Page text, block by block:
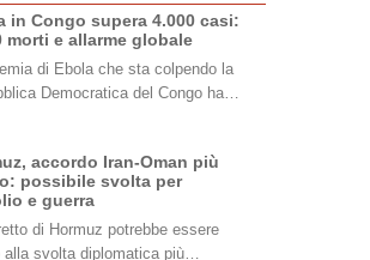
in Congo supera 4.000 casi:
morti e allarme globale
di Ebola che sta colpendo la
Democratica del Congo ha…
accordo Iran-Oman più
possibile svolta per
e guerra
di Hormuz potrebbe essere
alla svolta diplomatica più…